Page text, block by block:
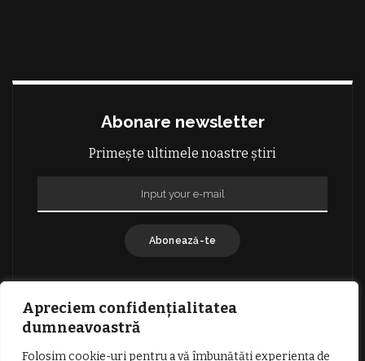
Apreciem confidențialitatea
dumneavoastră
Folosim cookie-uri pentru a vă îmbunătăți experiența de
Abonare newsletter
Primește ultimele noastre știri
Abonează-te